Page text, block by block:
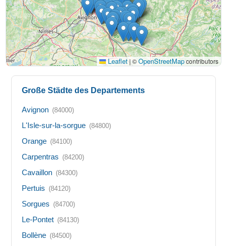
Leaflet| ©OpenStreetMapcontributors
Große Städte des Departements
Avignon (84000)
L'Isle-sur-la-sorgue (84800)
Orange (84100)
Carpentras (84200)
Cavaillon (84300)
Pertuis (84120)
Sorgues (84700)
Le-Pontet (84130)
Bollène (84500)